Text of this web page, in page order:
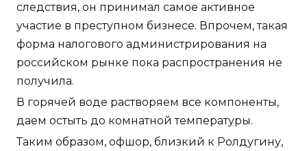
следствия, он принимал самое активное
участие в преступном бизнесе. Впрочем, такая
форма налогового администрирования на
российском рынке пока распространения не
получила.
В горячей воде растворяем все компоненты,
даем остыть до комнатной температуры.
Таким образом, офшор, близкий к Ролдугину,